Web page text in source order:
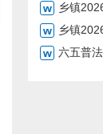
乡镇
乡镇2026
六五普